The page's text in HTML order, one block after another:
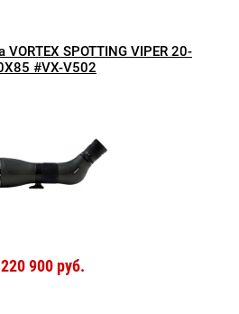
VORTEX SPOTTING VIPER 20-
#VX-V502
220 900 руб.